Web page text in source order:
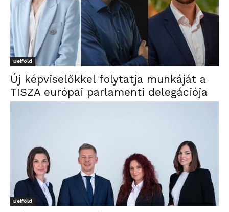
Belföld
Új képviselőkkel folytatja munkáját a
TISZA európai parlamenti delegációja
Belföld